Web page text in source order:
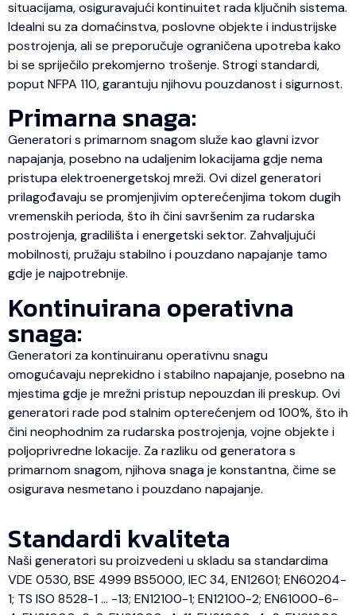
situacijama, osiguravajući kontinuitet rada ključnih sistema.
Idealni su za domaćinstva, poslovne objekte i industrijske
postrojenja, ali se preporučuje ograničena upotreba kako
bi se spriječilo prekomjerno trošenje. Strogi standardi,
poput NFPA 110, garantuju njihovu pouzdanost i sigurnost.
Primarna snaga:
Generatori s primarnom snagom služe kao glavni izvor
napajanja, posebno na udaljenim lokacijama gdje nema
pristupa elektroenergetskoj mreži. Ovi dizel generatori
prilagođavaju se promjenjivim opterećenjima tokom dugih
vremenskih perioda, što ih čini savršenim za rudarska
postrojenja, gradilišta i energetski sektor. Zahvaljujući
mobilnosti, pružaju stabilno i pouzdano napajanje tamo
gdje je najpotrebnije.
Kontinuirana operativna
snaga:
Generatori za kontinuiranu operativnu snagu
omogućavaju neprekidno i stabilno napajanje, posebno na
mjestima gdje je mrežni pristup nepouzdan ili preskup. Ovi
generatori rade pod stalnim opterećenjem od 100%, što ih
čini neophodnim za rudarska postrojenja, vojne objekte i
poljoprivredne lokacije. Za razliku od generatora s
primarnom snagom, njihova snaga je konstantna, čime se
osigurava nesmetano i pouzdano napajanje.
Standardi kvaliteta
Naši generatori su proizvedeni u skladu sa standardima
VDE 0530, BSE 4999 BS5000, IEC 34, EN12601; EN60204-
1; TS ISO 8528-1 … -13; EN12100-1; EN12100-2; EN61000-6-